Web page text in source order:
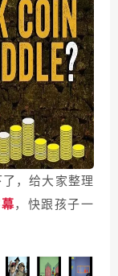
，给大家整理
，快跟孩子一